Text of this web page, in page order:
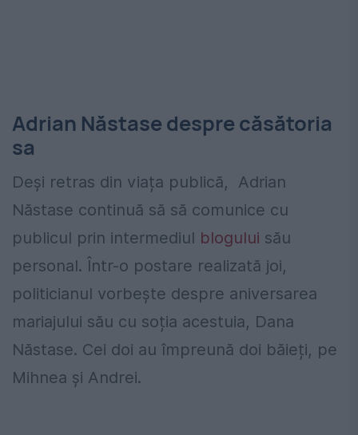
Adrian Năstase despre căsătoria
sa
Deși retras din viața publică, Adrian
Năstase continuă să să comunice cu
publicul prin intermediul blogului său
personal. Într-o postare realizată joi,
politicianul vorbește despre aniversarea
mariajului său cu soția acestuia, Dana
Năstase. Cei doi au împreună doi băieți, pe
Mihnea și Andrei.